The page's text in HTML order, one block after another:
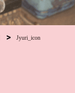
Jyuri_icon